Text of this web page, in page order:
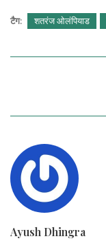
टैग: शतरंज ओलंपियाड
Ayush Dhingra